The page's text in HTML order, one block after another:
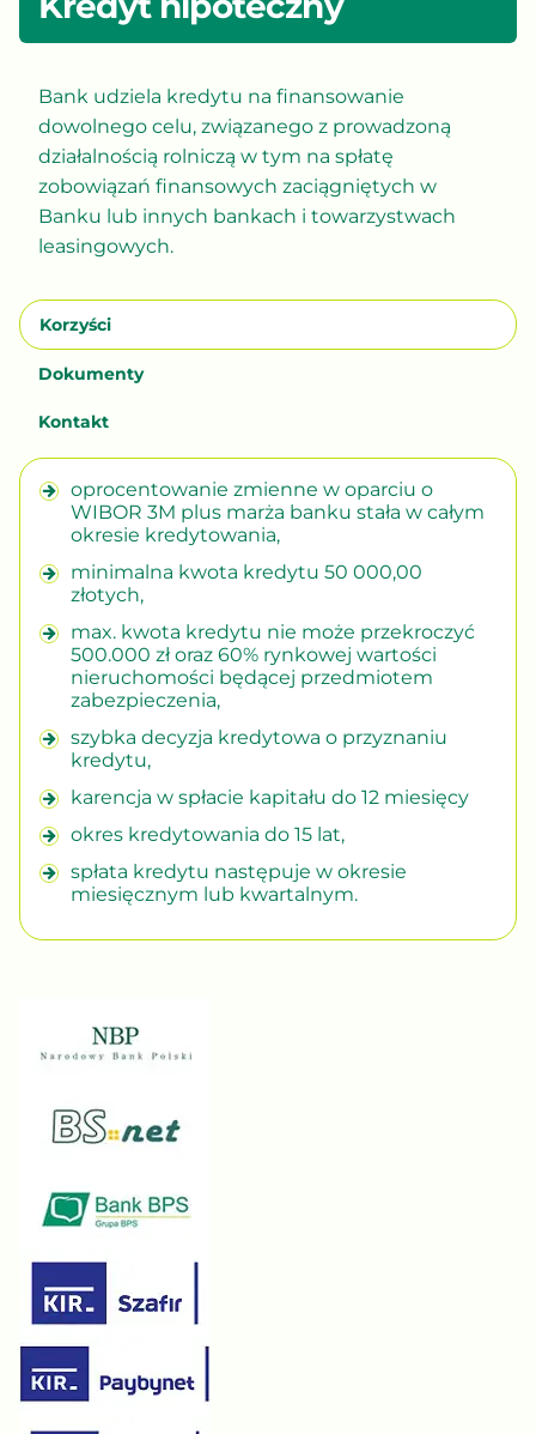
Bank udziela kredytu na finansowanie
dowolnego celu, związanego z prowadzoną
działalnością rolniczą w tym na spłatę
zobowiązań finansowych zaciągniętych w
Banku lub innych bankach i towarzystwach
leasingowych.
Korzyści
Dokumenty
Kontakt
oprocentowanie zmienne w oparciu o
WIBOR 3M plus marża banku stała w całym
okresie kredytowania,
minimalna kwota kredytu 50 000,00
złotych,
max. kwota kredytu nie może przekroczyć
500.000 zł oraz 60% rynkowej wartości
nieruchomości będącej przedmiotem
zabezpieczenia,
szybka decyzja kredytowa o przyznaniu
kredytu,
karencja w spłacie kapitału do 12 miesięcy
okres kredytowania do 15 lat,
spłata kredytu następuje w okresie
miesięcznym lub kwartalnym.